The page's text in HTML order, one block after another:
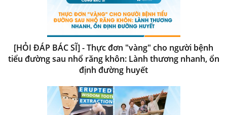
[HỎI ĐÁP BÁC SĨ] - Thực đơn "vàng" cho người bệnh
tiểu đường sau nhổ răng khôn: Lành thương nhanh, ổn
định đường huyết